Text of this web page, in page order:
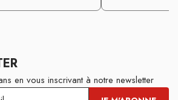
en vous inscrivant à notre newsletter